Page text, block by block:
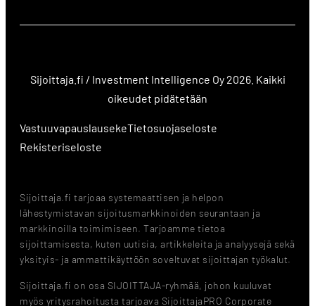
Sijoittaja.fi / Investment Intelligence Oy 2026. Kaikki
oikeudet pidätetään
VastuuvapauslausekeTietosuojaseloste
Rekisteriseloste
Sijoittaja.fi tarjoaa systemaattisen ja helpon
lähestymistavan sijoitusmarkkinoiden seurantaan ja
markkinoilla toimimiseen. Tarjoamme tietoa
sijoittamisesta, kuten uutisia, artikkeleita ja analyysejä sekä
yksityis- ja ammattikäyttöön soveltuvat sijoittajan työkalut.
Sijoittaja.fi on osa SIJOITTAJA-ryhmää, johon kuuluvat
myös yritysrahoitusta tarjoava SijoittajaPRO Corporate